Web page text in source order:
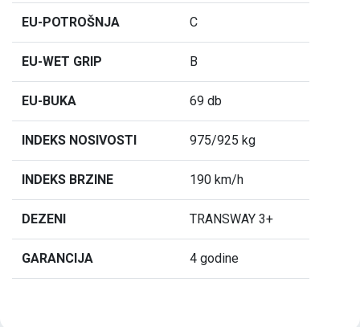
EU-POTROŠNJA C
EU-WET GRIP B
EU-BUKA 69 db
INDEKS NOSIVOSTI 975/925 kg
INDEKS BRZINE 190 km/h
DEZENI TRANSWAY 3+
GARANCIJA 4 godine